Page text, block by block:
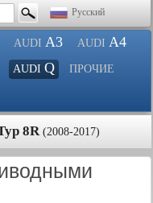
Русский
AUDI A3 AUDI A4
AUDI Q ПРОЧИЕ
8R(2008-2017)